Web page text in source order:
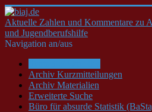
Aktuelle Zahlen und Kommentare zu
und Jugendberufshilfe
Navigation an/aus
Archiv Kurzmitteilungen
Archiv Materialien
Erweiterte Suche
Büro für absurde Statistik